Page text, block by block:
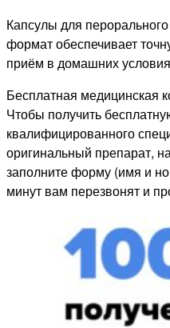
Капсулы для
формат обеспечивает
приём в домашних
Бесплатная медицинская
Чтобы получить
квалифицированного
оригинальный препарат,
заполните форму (имя и
минут вам перезвонят и